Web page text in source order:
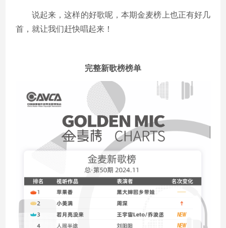
说起来，这样的好歌呢，本期金麦榜上也正有好几
首，就让我们赶快唱起来！
完整新歌榜榜单